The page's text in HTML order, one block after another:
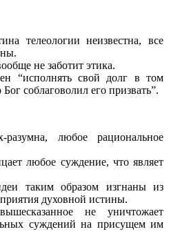
телеологии неизвестна, все
не заботит этика.
“исполнять свой долг в том
соблаговолил его призвать”.
любое рациональное
любое суждение, что являет
таким образом изгнаны из
духовной истины.
не уничтожает
суждений на присущем им